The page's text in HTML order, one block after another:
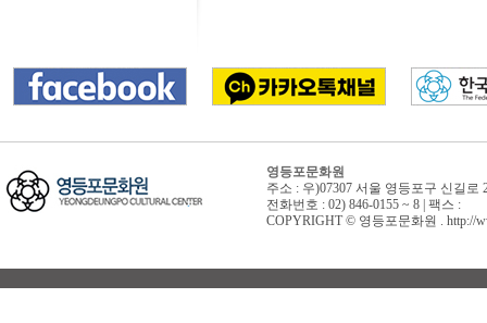
영등포문화원
주소 : 우)07307 서울 영등포구 신길
전화번호 : 02) 846-0155 ~ 8 | 팩스 :
COPYRIGHT © 영등포문화원 . http://